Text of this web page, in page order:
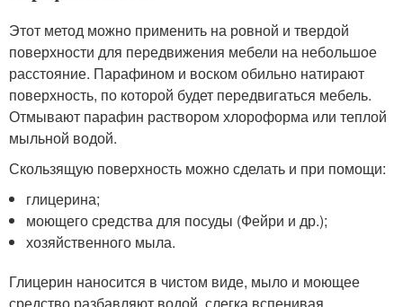
Этот метод можно применить на ровной и твердой
поверхности для передвижения мебели на небольшое
расстояние. Парафином и воском обильно натирают
поверхность, по которой будет передвигаться мебель.
Отмывают парафин раствором хлороформа или теплой
мыльной водой.
Скользящую поверхность можно сделать и при помощи:
глицерина;
моющего средства для посуды (Фейри и др.);
хозяйственного мыла.
Глицерин наносится в чистом виде, мыло и моющее
средство разбавляют водой, слегка вспенивая.